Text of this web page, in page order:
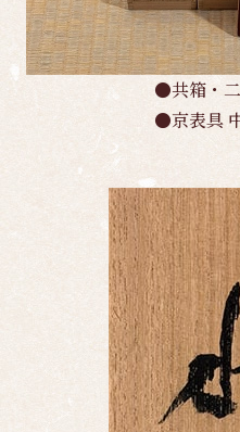
●共箱・
●京表具